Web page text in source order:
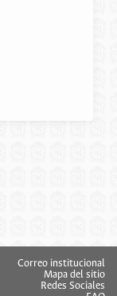
Correo institucional
Mapa del sitio
Redes Sociales